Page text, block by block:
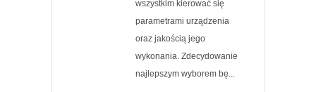
wszystkim kierować się
parametrami urządzenia
oraz jakością jego
wykonania. Zdecydowanie
najlepszym wyborem bę...